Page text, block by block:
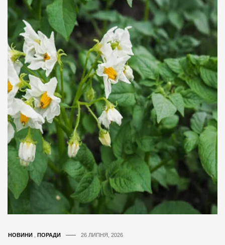
НОВИНИ ПОРАДИ 26 ЛИПНЯ, 2026